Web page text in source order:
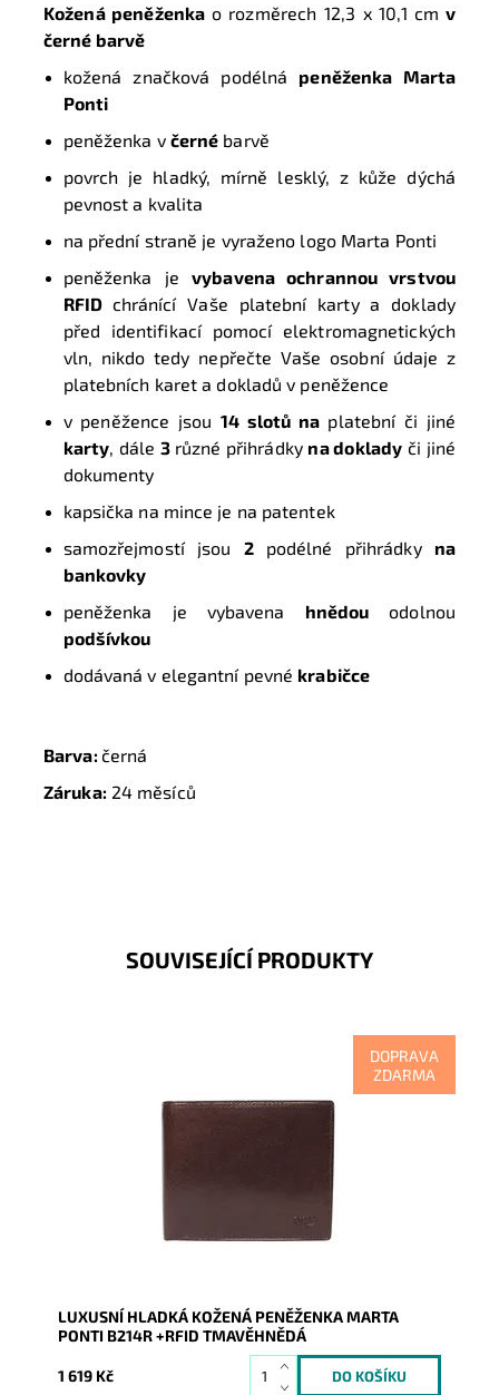
Kožená peněženka o rozměrech 12,3 x 10,1 cm v
černé barvě
kožená značková podélná peněženka Marta
Ponti
peněženka v černé barvě
povrch je hladký, mírně lesklý, z kůže dýchá
pevnost a kvalita
na přední straně je vyraženo logo Marta Ponti
peněženka jevybavena ochrannou vrstvou
RFID chránící Vaše platební karty a doklady
před identifikací pomocí elektromagnetických
vln, nikdo tedy nepřečte Vaše osobní údaje z
platebních karet a dokladů v peněžence
v peněžence jsou 14 slotů naplatební či jiné
karty , dále 3 různé přihrádky na doklady či jiné
dokumenty
kapsička na mince je na patentek
samozřejmostí jsou 2podélné přihrádky na
bankovky
peněženka je vybavena hnědou odolnou
podšívkou
dodávaná v elegantní pevné krabičce
Barva:černá
Záruka:24 měsíců
SOUVISEJÍCÍ PRODUKTY
DOPRAVA
ZDARMA
Podélná kožená tmavěhnědá peněženka s ochrannou
vrstvou RFID je velmi luxusní a kvalitní zboží.
LUXUSNÍ HLADKÁ KOŽENÁ PENĚŽENKA MARTA
PONTI B214R +RFID TMAVĚHNĚDÁ
1 619 Kč